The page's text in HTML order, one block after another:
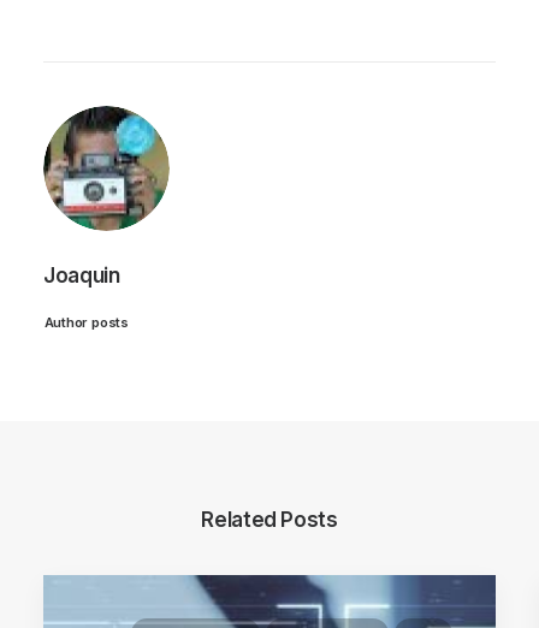
Joaquin
Author posts
Related Posts